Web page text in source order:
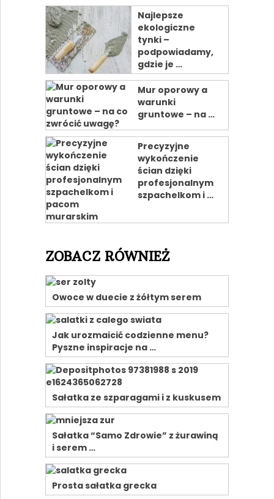
Najlepsze
ekologiczne
tynki –
podpowiadamy,
gdzie je …
Mur oporowy a
warunki
gruntowe – na …
Precyzyjne
wykończenie
ścian dzięki
profesjonalnym
szpachelkom i …
ZOBACZ RÓWNIEŻ
Owoce w duecie z żółtym serem
Jak urozmaicić codzienne menu?
Pyszne inspiracje na …
Sałatka ze szparagami i z kuskusem
Sałatka “Samo Zdrowie” z żurawiną
i serem …
Prosta sałatka grecka